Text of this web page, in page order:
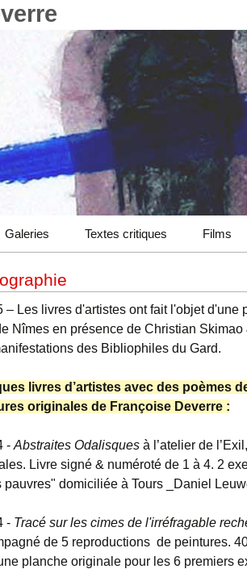
Galeries
2022-2023
intemporelles &
Fantaisies
2021 Episodes
contextuels &
actions
2018-2020
singuliers &
2017-2018
2016-2018
brisées
Livres d’artistes
2009-2016
d’ouvrages
Textes critiques Films
– Les livres d'artistes ont fait l'objet d'une
Nîmes en présence de Christian
des Bibliophiles du Gard.
livres d’artistes avec des poèmes
originales de Françoise Deverre :
- Abstraites Odalisques à l’atelier de
Livre signé & numéroté de 1 à 4. 2
pauvres" domiciliée à Tours _Daniel
- Tracé sur les cimes de l'irréfragable
de 5 reproductions de peintures.
planche originale pour les 6 premiers